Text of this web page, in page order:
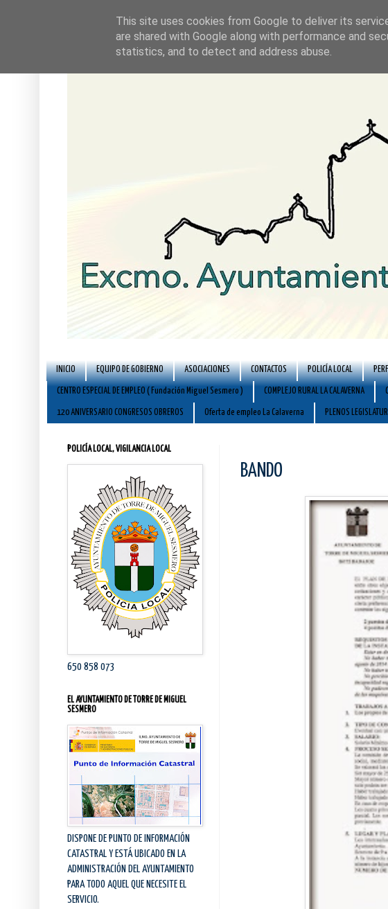
INICIO EQUIPO DE GOBIERNO ASOCIACIONES CONTACTOS POLICÍA LOCAL
CENTRO ESPECIAL DE EMPLEO ( Fundación Miguel Sesmero ) COMPLEJO RURAL LA CALAVERNA
120 ANIVERSARIO CONGRESOS OBREROS Oferta de empleo La Calaverna PLENOS
BANDO
POLICÍA LOCAL, VIGILANCIA LOCAL
650 858 073
EL AYUNTAMIENTO DE TORRE DE MIGUEL
SESMERO
DISPONE DE PUNTO DE INFORMACIÓN
CATASTRAL Y ESTÁ UBICADO EN LA
ADMINISTRACIÓN DEL AYUNTAMIENTO
PARA TODO AQUEL QUE NECESITE EL
SERVICIO.
This site uses cookies from Google to deliver its
are shared with Google along with performance and
statistics, and to detect and address abuse.